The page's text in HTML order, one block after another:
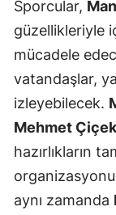
Sporcular,
güzellikleriyle
mücadele
vatandaşlar,
izleyebilecek.
Mehmet Çiçek
hazırlıkların
aynı zamanda